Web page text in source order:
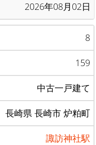
2026年08月02日
8
159
中古一戸建て
長崎県 長崎市 炉粕町
諏訪神社駅